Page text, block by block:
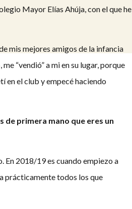
Mayor Elías Ahúja, con el que he
mis mejores amigos de la infancia
“vendió” a mi en su lugar, porque
en el club y empecé haciendo
de primera mano que eres un
En 2018/19 es cuando empiezo a
prácticamente todos los que